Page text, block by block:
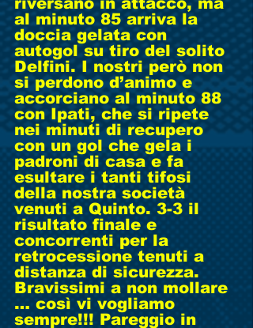
al minuto 85 arriva la
doccia gelata con
autogol su tiro del solito
Delfini. I nostri però non
si perdono d’animo e
accorciano al minuto 88
con Ipati, che si ripete
nei minuti di recupero
con un gol che gela i
padroni di casa e fa
esultare i tanti tifosi
della nostra società
venuti a Quinto. 3-3 il
risultato finale e
concorrenti per la
retrocessione tenuti a
distanza di sicurezza.
Bravissimi a non mollare
… così vi vogliamo
sempre!!! Pareggio in